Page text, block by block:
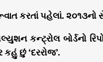
કરતાં પહેલાં. ૨૦૧૩નો
કન્ટ્રોલ બોર્ડનો
કહું છું ‘દરરોજ’.